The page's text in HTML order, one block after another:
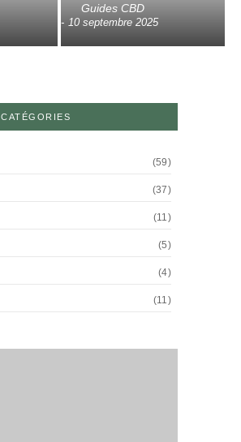
Guides CBD
- 10 septembre 2025
CATÉGORIES
(59)
(37)
(11)
(5)
(4)
(11)